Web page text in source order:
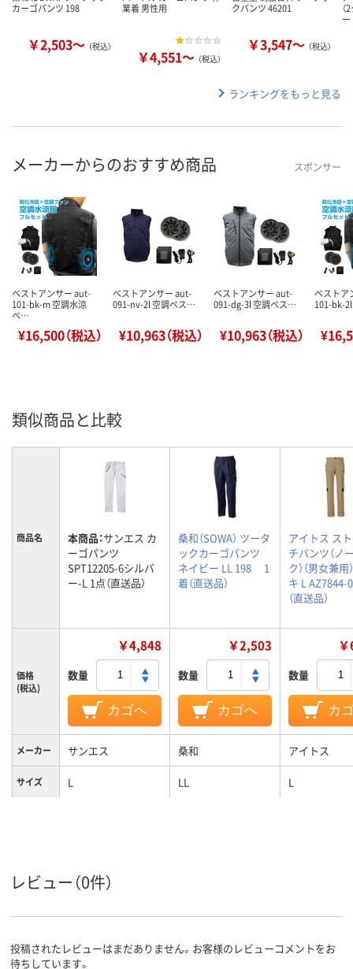
カーゴパンツ 198
￥2,503～ （税込）
業着 男性用
￥4,551～ （税込）
クパンツ 46201
￥3,547～ （税込）
ランキングをもっと見る
メーカーからのおすすめ商品 スポンサー
ベストアンサー aut-
101-bk-m 空調水涼
ベ…
¥16,500（税込）
ベストアンサー aut-
091-nv-2l 空調ベス…
¥10,963（税込）
ベストアンサー aut-
091-dg-3l 空調ベス…
¥10,963（税込）
ベストア
101-bk-
類似商品と比較
商品名 本商品：サンエス カ
ーゴパンツ
SPT12205-6シルバ
ー-L 1点（直送品）
桑和（SOWA） ツータ
ックカーゴパンツ
ネイビー LL 198 1
着（直送品）
アイトス ス
チパンツ（ノ
ク）（男女兼用
キ L AZ7844-
（直送品）
価格
(税込)
￥4,848
数量
カゴへ
￥2,503
数量
カゴへ
数量
カ
メーカー サンエス 桑和 アイトス
サイズ L LL L
レビュー（0件）
投稿されたレビューはまだありません。お客様のレビューコメントをお
待ちしています。